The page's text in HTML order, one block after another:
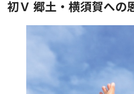
初Ｖ 郷土・横須賀への